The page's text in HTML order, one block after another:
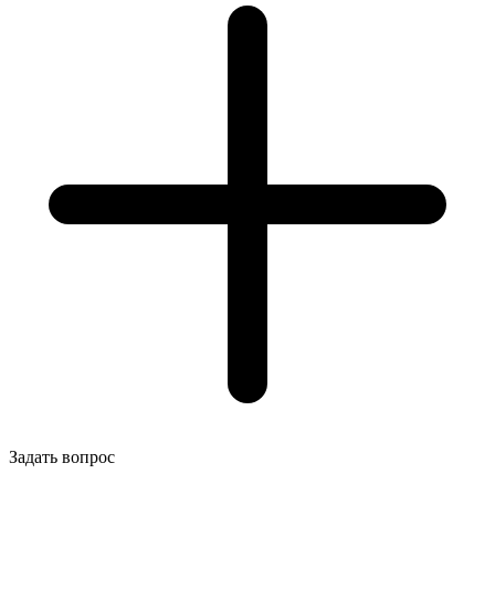
Задать вопрос